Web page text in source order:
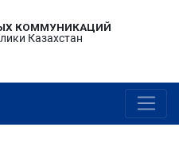
КОММУНИКАЦИЙ
Казахстан